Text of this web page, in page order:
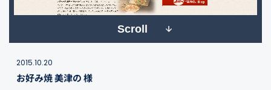
Scroll
2015.10.20
お好み焼 美津の 様